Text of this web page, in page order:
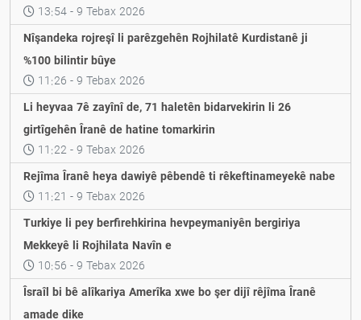
13:54 - 9 Tebax 2026
Nîşandeka rojreşî li parêzgehên Rojhilatê Kurdistanê ji
%100 bilintir bûye
11:26 - 9 Tebax 2026
Li heyvaa 7ê zayînî de, 71 haletên bidarvekirin li 26
girtîgehên Îranê de hatine tomarkirin
11:22 - 9 Tebax 2026
Rejîma Îranê heya dawiyê pêbendê ti rêkeftinameyekê nabe
11:21 - 9 Tebax 2026
Turkiye li pey berfirehkirina hevpeymaniyên bergiriya
Mekkeyê li Rojhilata Navîn e
10:56 - 9 Tebax 2026
Îsraîl bi bê alîkariya Amerîka xwe bo şer dijî rêjîma Îranê
amade dike